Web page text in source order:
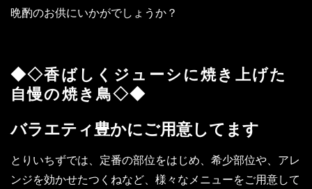
晩酌のお供にいかがでしょうか？
◆◇香ばしくジューシに焼き上げた
自慢の焼き鳥◇◆
バラエティ豊かにご用意してます
とりいちずでは、定番の部位をはじめ、希少部位や、アレ
ンジを効かせたつくねなど、様々なメニューをご用意して